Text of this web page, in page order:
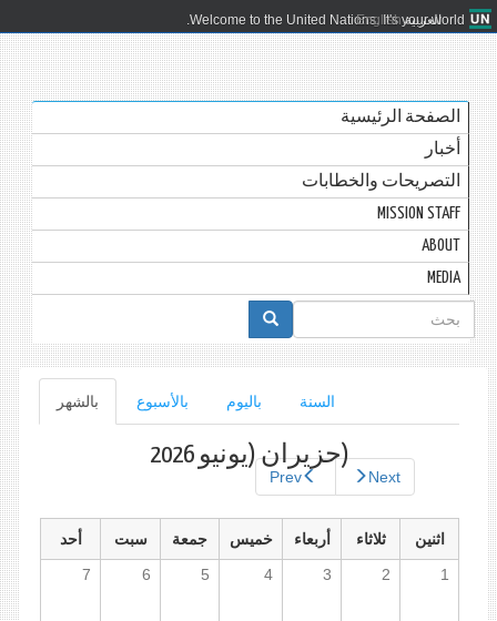
Welcome to the United Nations. It's your world.
العربية English
الصفحة الرئيسية
أخبار
التصريحات والخطابات
MISSION STAFF
ABOUT
MEDIA
استمارة
البحث
الأساسية
بالشهر
(علامة
التبويب
النشطة)
بالأسبوع باليوم السنة
Prev Next
(حزيران (يونيو 2026
اثنين ثلاثاء أربعاء خميس جمعة سبت
أحد
1
2
3
4
5
6
7